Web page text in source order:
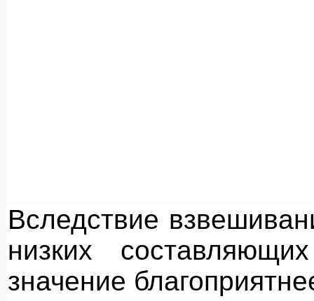
Вследствие
низких
значение